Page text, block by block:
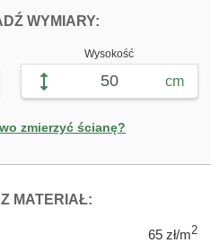
WYMIARY:
Wysokość
cm
zmierzyć ścianę?
MATERIAŁ:
65 zł/m2